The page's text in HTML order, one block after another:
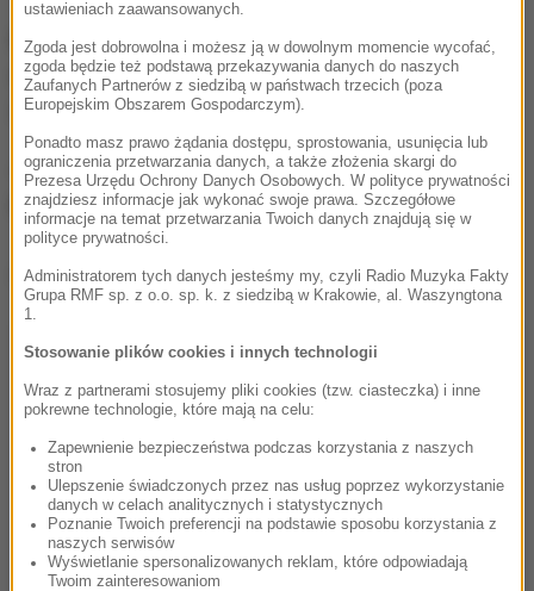
Bianconeri zrewanżowali się Sassuolo za porażkę w
rundzie jesiennej - ich jedyną w tym sezonie Serie A.
23 września przegrali na wyjeździe 2:4.
Juventus ma 49 pkt i jest wiceliderem Serie A.
prowadzącego Interu Mediolan traci dwa punkty.
Dalsza część artykułu pod materiałem video:
ustawieniach zaawansowanych.
Zgoda jest dobrowolna i możesz ją w dowolnym momencie wycofać,
zgoda będzie też podstawą przekazywania danych do naszych
Zaufanych Partnerów z siedzibą w państwach trzecich (poza
Europejskim Obszarem Gospodarczym).
Ponadto masz prawo żądania dostępu, sprostowania, usunięcia lub
ograniczenia przetwarzania danych, a także złożenia skargi do
Prezesa Urzędu Ochrony Danych Osobowych. W polityce prywatności
znajdziesz informacje jak wykonać swoje prawa. Szczegółowe
informacje na temat przetwarzania Twoich danych znajdują się w
polityce prywatności.
Administratorem tych danych jesteśmy my, czyli Radio Muzyka Fakty
Grupa RMF sp. z o.o. sp. k. z siedzibą w Krakowie, al. Waszyngtona
1.
Stosowanie plików cookies i innych technologii
Wraz z partnerami stosujemy pliki cookies (tzw. ciasteczka) i inne
pokrewne technologie, które mają na celu:
Zapewnienie bezpieczeństwa podczas korzystania z naszych
stron
Ulepszenie świadczonych przez nas usług poprzez wykorzystanie
danych w celach analitycznych i statystycznych
Poznanie Twoich preferencji na podstawie sposobu korzystania z
naszych serwisów
Wyświetlanie spersonalizowanych reklam, które odpowiadają
Twoim zainteresowaniom